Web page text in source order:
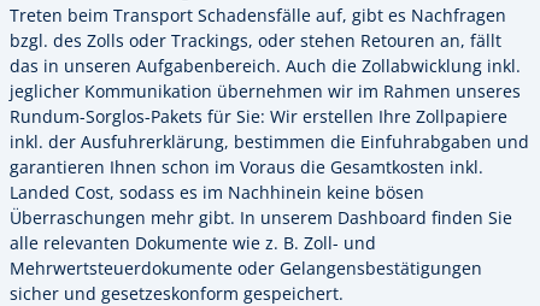
Treten beim Transport Schadensfälle auf, gibt es Nachfragen
bzgl. des Zolls oder Trackings, oder stehen Retouren an, fällt
das in unseren Aufgabenbereich. Auch die Zollabwicklung inkl.
jeglicher Kommunikation übernehmen wir im Rahmen unseres
Rundum-Sorglos-Pakets für Sie: Wir erstellen Ihre Zollpapiere
inkl. der Ausfuhrerklärung, bestimmen die Einfuhrabgaben und
garantieren Ihnen schon im Voraus die Gesamtkosten inkl.
Landed Cost, sodass es im Nachhinein keine bösen
Überraschungen mehr gibt. In unserem Dashboard finden Sie
alle relevanten Dokumente wie z. B. Zoll- und
Mehrwertsteuerdokumente oder Gelangensbestätigungen
sicher und gesetzeskonform gespeichert.